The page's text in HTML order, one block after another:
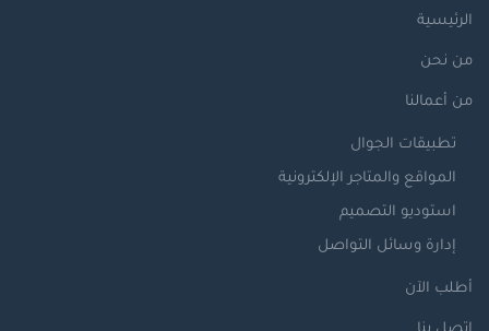
الرئيسية
من نحن
من أعمالنا
تطبيقات الجوال
المواقع والمتاجر الإلكترونية
استوديو التصميم
إدارة وسائل التواصل
أطلب الآن